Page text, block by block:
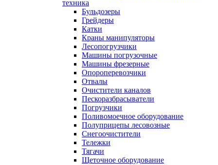
техника
Бульдозеры
Грейдеры
Катки
Краны манипуляторы
Лесопогрузчики
Машины погрузочные
Машины фрезерные
Опороперевозчики
Отвалы
Очистители каналов
Пескоразбрасыватели
Погрузчики
Поливомоечное оборудование
Полуприцепы лесовозные
Снегоочистители
Тележки
Тягачи
Щеточное оборудование